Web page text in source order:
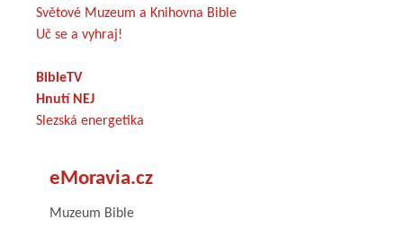
Světové Muzeum a Knihovna Bible
Uč se a vyhraj!
BibleTV
Hnutí NEJ
Slezská energetika
eMoravia.cz
Muzeum Bible